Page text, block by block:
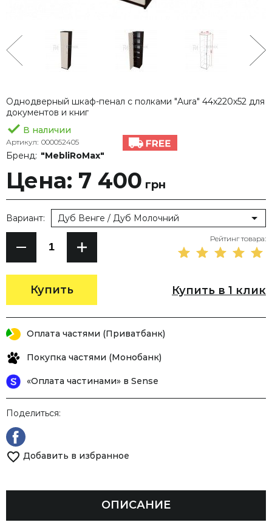
Однодверный шкаф-пенал с полками "Aura" 44х220х52 для
документов и книг
В наличии
Артикул: 000052405
Бренд: "MebliRoMax"
Цена: 7 400 грн
Купить
Вариант: Дуб Венге / Дуб Молочний
Рейтинг товара:
Купить в 1 клик
Оплата частями (Приватбанк)
Покупка частями (Монобанк)
«Оплата частинами» в Sense
Поделиться:
Добавить в избранное
ОПИСАНИЕ